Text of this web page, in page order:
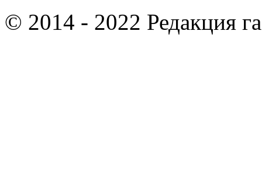
© 2014 - 2022 Редакция